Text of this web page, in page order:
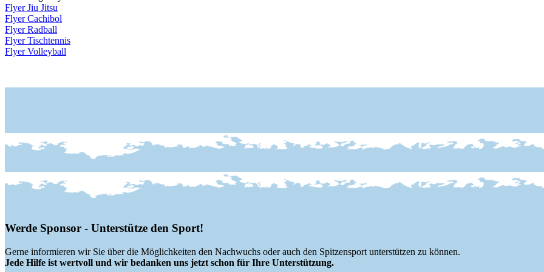
Flyer Jiu Jitsu
Flyer Cachibol
Flyer Radball
Flyer Tischtennis
Flyer Volleyball
Werde Sponsor - Unterstütze den Sport!
Gerne informieren wir Sie über die Möglichkeiten den Nachwuchs oder auch den Spitzensport unterstützen zu können.
Jede Hilfe ist wertvoll und wir bedanken uns jetzt schon für Ihre Unterstützung.